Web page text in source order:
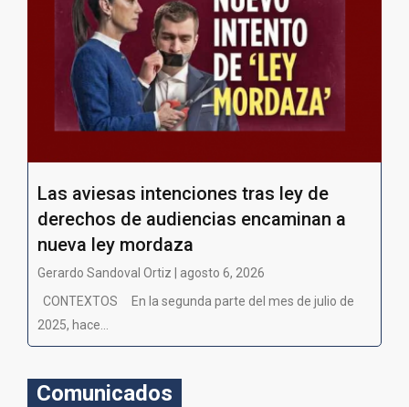
Las aviesas intenciones tras ley de
derechos de audiencias encaminan a
nueva ley mordaza
Gerardo Sandoval Ortiz | agosto 6, 2026
CONTEXTOS En la segunda parte del mes de julio de
2025, hace...
Comunicados